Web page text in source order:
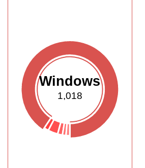
Windows
1,018